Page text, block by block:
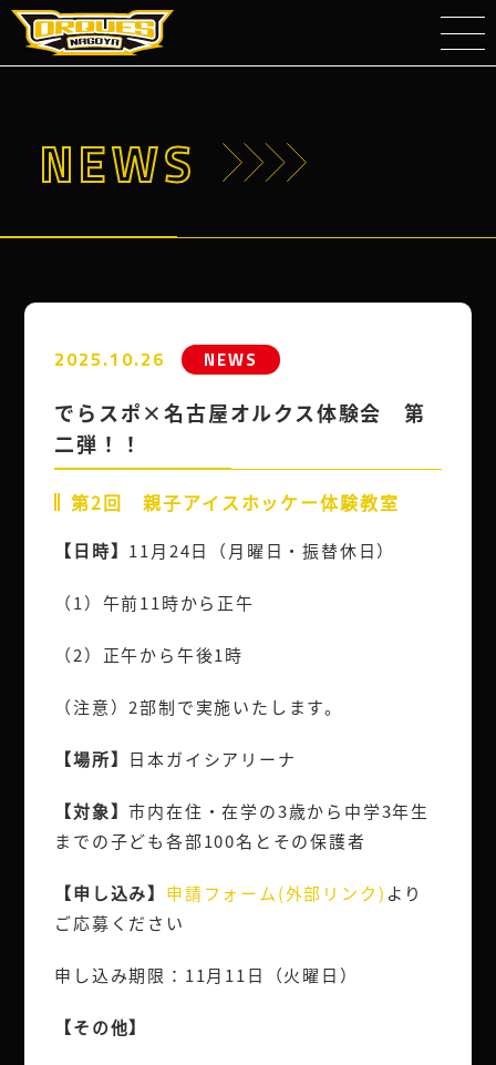
NEWS
2025.10.26 NEWS
でらスポ×名古屋オルクス体験会 第
二弾！！
第2回 親子アイスホッケー体験教室
【日時】 11月24日（月曜日・振替休日）
（1）午前11時から正午
（2）正午から午後1時
（注意）2部制で実施いたします。
【場所】 日本ガイシアリーナ
【対象】市内在住・在学の3歳から中学3年生
までの子ども各部100名とその保護者
【申し込み】 申請フォーム(外部リンク) より
ご応募ください
申し込み期限：11月11日（火曜日）
【その他】